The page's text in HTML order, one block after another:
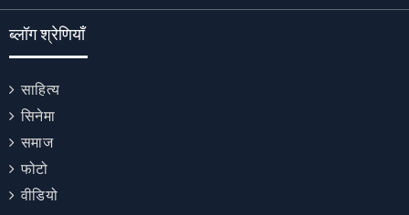
ब्लॉग श्रेणियाँ
साहित्य
सिनेमा
समाज
फोटो
वीडियो